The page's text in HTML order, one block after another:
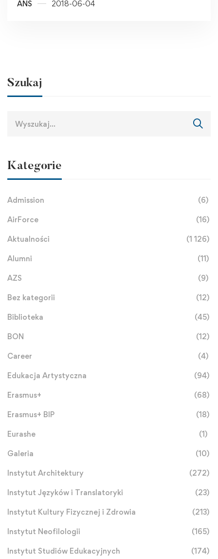
ANS 2018-06-04
Szukaj
Kategorie
Admission (6)
AirForce (16)
Aktualności (1 126)
Alumni (11)
AZS (9)
Bez kategorii (12)
Biblioteka (45)
BON (12)
Career (4)
Edukacja Artystyczna (94)
Erasmus+ (68)
Erasmus+ BIP (18)
Eurashe (1)
Galeria (10)
Instytut Architektury (272)
Instytut Języków i Translatoryki (23)
Instytut Kultury Fizycznej i Zdrowia (213)
Instytut Neofilologii (165)
Instytut Studiów Edukacyjnych (174)